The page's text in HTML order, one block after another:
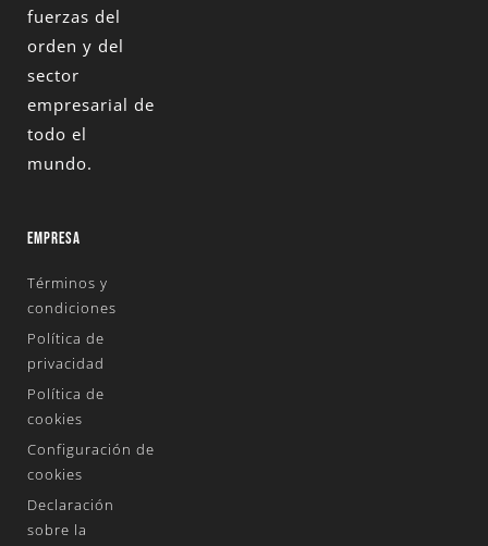
fuerzas del
orden y del
sector
empresarial de
todo el
mundo.
EMPRESA
Términos y
condiciones
Política de
privacidad
Política de
cookies
Configuración de
cookies
Declaración
sobre la